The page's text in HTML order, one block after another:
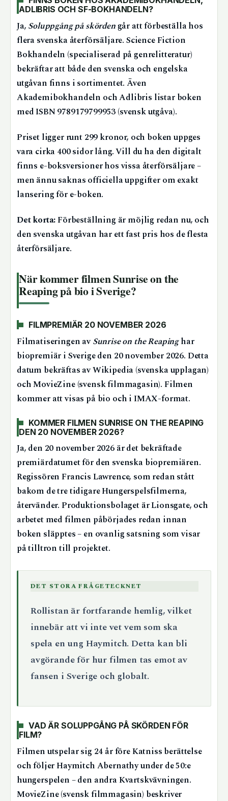
ADLIBRIS OCH SF-BOKHANDELN?
Ja, Soluppgång på skördengår att förbeställa hos
flera svenska återförsäljare. Science Fiction
Bokhandeln (specialiserad på genrelitteratur)
bekräftar att både den svenska och engelska
utgåvan finns i sortimentet. Även
Akademibokhandeln och Adlibris listar boken
med ISBN 9789179799953 (svensk utgåva).
Priset ligger runt 299 kronor, och boken uppges
vara cirka 400 sidor lång. Vill du ha den digitalt
finns e-boksversioner hos vissa återförsäljare –
men ännu saknas officiella uppgifter om exakt
lansering för e-boken.
Det korta:Förbeställning är möjlig redan nu, och
den svenska utgåvan har ett fast pris hos de flesta
återförsäljare.
När kommer filmen Sunrise on the
Reaping på bio i Sverige?
FILMPREMIÄR 20 NOVEMBER 2026
Filmatiseringen avSunrise on the Reapinghar
biopremiär i Sverige den 20 november 2026. Detta
datum bekräftas av Wikipedia (svenska upplagan)
och MovieZine (svensk filmmagasin). Filmen
kommer att visas på bio och i IMAX-format.
KOMMER FILMEN SUNRISE ON THE REAPING
DEN 20 NOVEMBER 2026?
Ja, den 20 november 2026 är det bekräftade
premiärdatumet för den svenska biopremiären.
Regissören Francis Lawrence, som redan stått
bakom de tre tidigare Hungerspelsfilmerna,
återvänder. Produktionsbolaget är Lionsgate, och
arbetet med filmen påbörjades redan innan
boken släpptes – en ovanlig satsning som visar
på tilltron till projektet.
DET STORA FRÅGETECKNET
Rollistan är fortfarande hemlig, vilket
innebär att vi inte vet vem som ska
spela en ung Haymitch. Detta kan bli
avgörande för hur filmen tas emot av
fansen i Sverige och globalt.
VAD ÄR SOLUPPGÅNG PÅ SKÖRDEN FÖR
FILM?
Filmen utspelar sig 24 år före Katniss berättelse
och följer Haymitch Abernathy under de 50:e
hungerspelen – den andra Kvartskvävningen.
MovieZine (svensk filmmagasin) beskriver